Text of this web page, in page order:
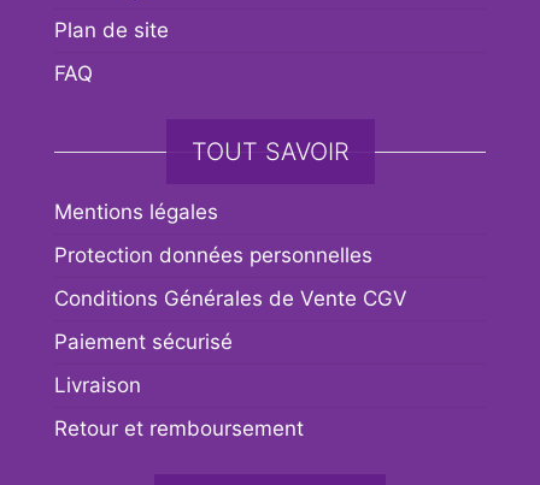
Plan de site
FAQ
TOUT SAVOIR
Mentions légales
Protection données personnelles
Conditions Générales de Vente CGV
Paiement sécurisé
Livraison
Retour et remboursement